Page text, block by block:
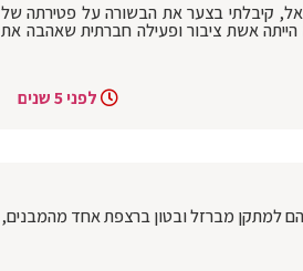
קיבלתי בצער את הבשורה על פטירתה של
הייתה אשת ציבור ופעילה חברתית שאהבה את
לפני 5 שנים
במאחז כבלו את רגליהם למתקן מברזל ובטון ברצפת אחד מהמבנים,